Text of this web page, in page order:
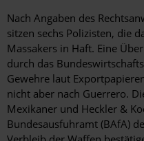
Nach Angaben des
sitzen sechs Polizisten, die
Massakers in Haft. Eine
durch das
Gewehre laut
nicht aber nach Guerrero.
Mexikaner und Heckler &
Bundesausfuhramt (BAfA)